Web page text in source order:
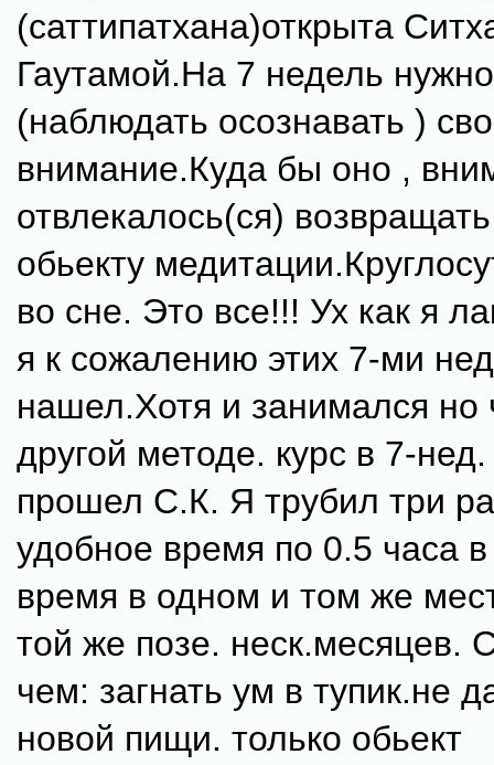
(саттипатхана)открыта
Гаутамой.На 7 недель
(наблюдать осознавать )
внимание.Куда бы оно ,
отвлекалось(ся) возвращать
обьекту
во сне. Это все!!! Ух как я
я к сожалению этих 7-ми
нашел.Хотя и занимался но
другой методе. курс в 7-нед.
прошел С.К. Я трубил три
удобное время по 0.5 часа
время в одном и том же
той же позе. неск.месяцев.
чем: загнать ум в тупик.не
новой пищи. только обьект